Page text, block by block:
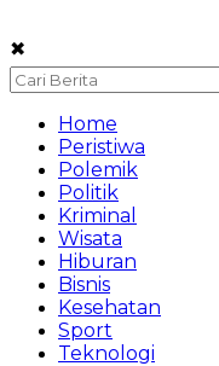
✖
Home
Peristiwa
Polemik
Politik
Kriminal
Wisata
Hiburan
Bisnis
Kesehatan
Sport
Teknologi